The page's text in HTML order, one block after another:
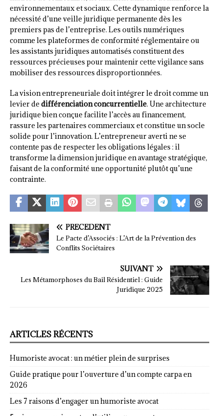
environnementaux et sociaux. Cette dynamique renforce la
nécessité d’une veille juridique permanente dès les
premiers pas de l’entreprise. Les outils numériques
comme les plateformes de conformité réglementaire ou
les assistants juridiques automatisés constituent des
ressources précieuses pour maintenir cette vigilance sans
mobiliser des ressources disproportionnées.
La vision entrepreneuriale doit intégrer le droit comme un
levier de différenciation concurrentielle. Une architecture
juridique bien conçue facilite l’accès au financement,
rassure les partenaires commerciaux et constitue un socle
solide pour l’innovation. L’entrepreneur averti ne se
contente pas de respecter les obligations légales : il
transforme la dimension juridique en avantage stratégique,
faisant de la conformité une opportunité plutôt qu’une
contrainte.
PRÉCÉDENT
Le Pacte d’Associés : L’Art de la Prévention des
Conflits Sociétaires
SUIVANT
Les Métamorphoses du Bail Résidentiel : Guide
Juridique 2025
ARTICLES RÉCENTS
Humoriste avocat : un métier plein de surprises
Guide pratique pour l’ouverture d’un compte carpa en
2026
Les 7 raisons d’engager un humoriste avocat